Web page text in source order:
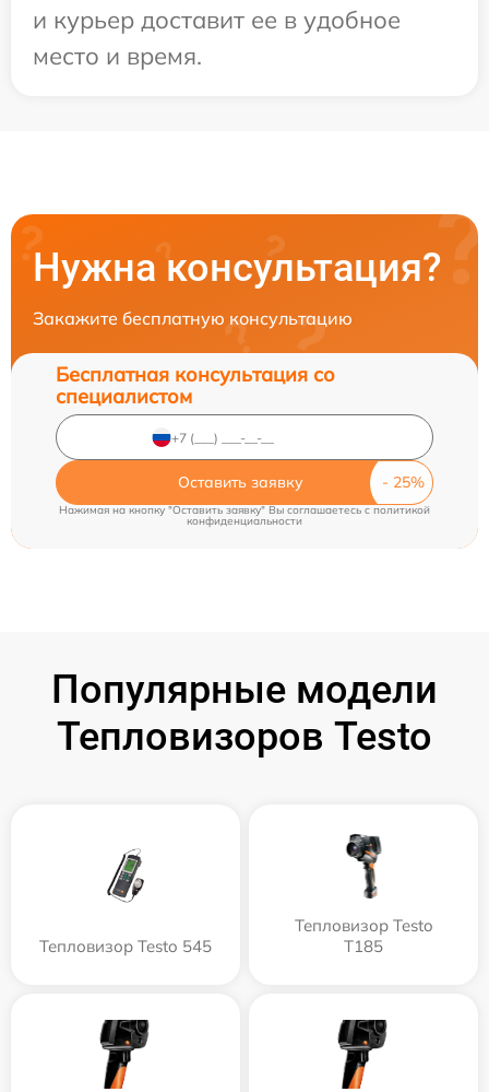
и курьер доставит ее в удобное
место и время.
Нужна консультация?
Закажите бесплатную консультацию
Бесплатная консультация со
специалистом
Оставить заявку
Нажимая на кнопку "Оставить заявку" Вы соглашаетесь cполитикой
конфиденциальности
Популярные модели
Тепловизоров Testo
Тепловизор Testo 545
Тепловизор Testo
T185